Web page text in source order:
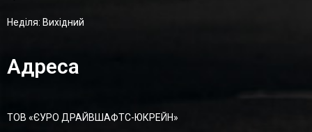
Неділя: Вихідний
Адреса
ТОВ «ЄУРО ДРАЙВШАФТC-ЮКРЕЙН»